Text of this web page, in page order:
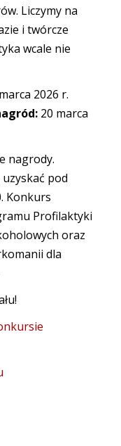
Liczymy na
i twórcze
wcale nie
2026 r.
20 marca
nagrody.
pod
Konkurs
Profilaktyki
oraz
dla